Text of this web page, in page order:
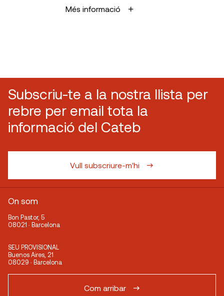
Més informació
Subscriu-te a la nostra llista per
rebre per email tota la
informació del Cateb
Vull subscriure-m'hi
On som
Bon Pastor, 5
08021 · Barcelona
SEU PROVISIONAL
Buenos Aires, 21
08029 · Barcelona
Com arribar